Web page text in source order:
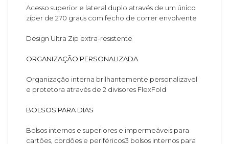
Acesso superior e lateral duplo através de um único
zíper de 270 graus com fecho de correr envolvente
Design Ultra Zip extra-resistente
ORGANIZAÇÃO PERSONALIZADA
Organização interna brilhantemente personalizavel
e protetora através de 2 divisores FlexFold
BOLSOS PARA DIAS
Bolsos internos e superiores e impermeáveis para
cartões, cordões e periféricos3 bolsos internos para